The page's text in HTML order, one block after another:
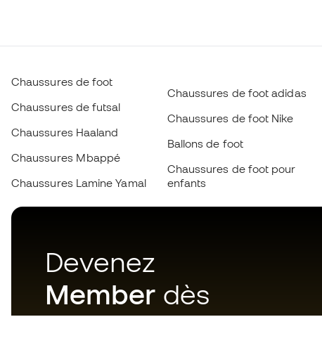
Chaussures de foot
Chaussures de futsal
Chaussures Haaland
Chaussures Mbappé
Chaussures Lamine Yamal
Chaussures de foot adidas
Chaussures de foot Nike
Ballons de foot
Chaussures de foot pour
enfants
Devenez
Member dès
maintenant